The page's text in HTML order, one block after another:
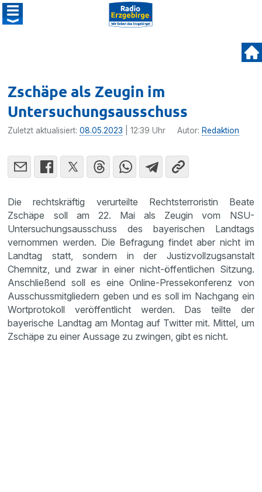
Zschäpe als Zeugin im
Untersuchungsausschuss
Zuletzt aktualisiert:08.05.2023 | 12:39 Uhr Autor: Redaktion
Die rechtskräftig verurteilte Rechtsterroristin Beate
Zschäpe soll am 22. Mai als Zeugin vom NSU-
Untersuchungsausschuss des bayerischen Landtags
vernommen werden. Die Befragung findet aber nicht im
Landtag statt, sondern in der Justizvollzugsanstalt
Chemnitz, und zwar in einer nicht-öffentlichen Sitzung.
Anschließend soll es eine Online-Pressekonferenz von
Ausschussmitgliedern geben und es soll im Nachgang ein
Wortprotokoll veröffentlicht werden. Das teilte der
bayerische Landtag am Montag auf Twitter mit. Mittel, um
Zschäpe zu einer Aussage zu zwingen, gibt es nicht.